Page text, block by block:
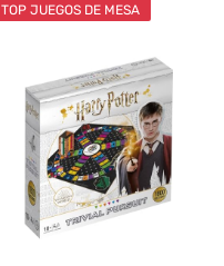
TOP JUEGOS DE MESA